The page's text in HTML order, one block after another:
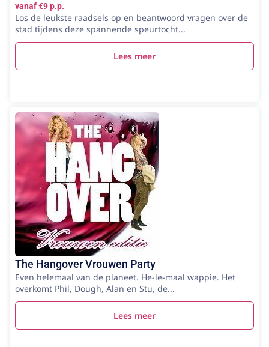
vanaf €9 p.p.
Los de leukste raadsels op en beantwoord vragen over de
stad tijdens deze spannende speurtocht...
Lees meer
The Hangover Vrouwen Party
Even helemaal van de planeet. He-le-maal wappie. Het
overkomt Phil, Dough, Alan en Stu, de...
Lees meer